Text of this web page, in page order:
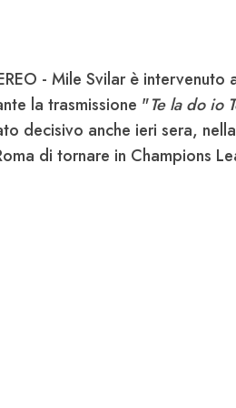
- Mile Svilarè intervenuto
la trasmissione "Te la do io
decisivo anche ieri sera,
di tornare in Champions